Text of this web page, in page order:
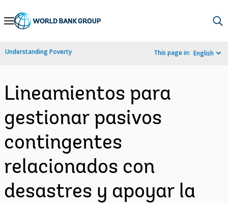
Skip
Navigation
Understanding Poverty This page in: English
Lineamientos para
gestionar pasivos
contingentes
relacionados con
desastres y apoyar la